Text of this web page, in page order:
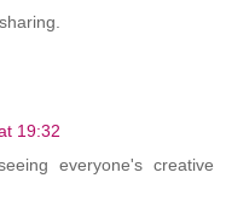
19:32
everyone's creative